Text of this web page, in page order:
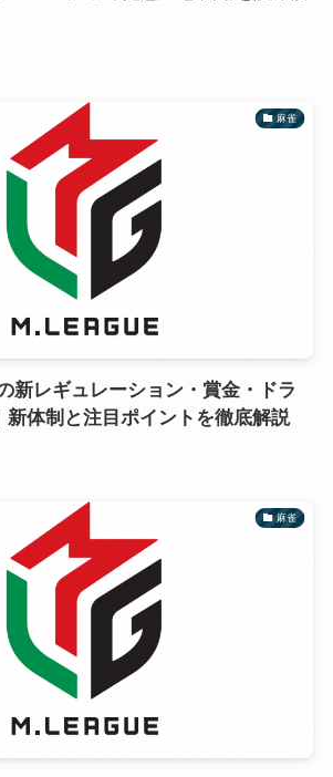
麻雀
新レギュレーション・賞金・ドラ
新体制と注目ポイントを徹底解説
麻雀